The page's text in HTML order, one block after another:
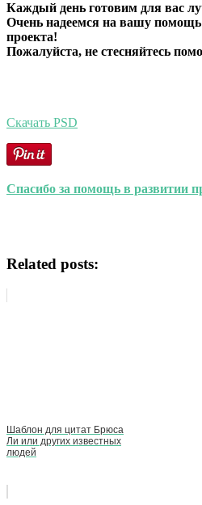
Каждый день готовим для вас
Очень надеемся на вашу
проекта!
Пожалуйста, не стесняйтесь
Скачать PSD
Спасибо за помощь в развитии
Related posts:
Шаблон для цитат Брюса
Ли или других известных
людей